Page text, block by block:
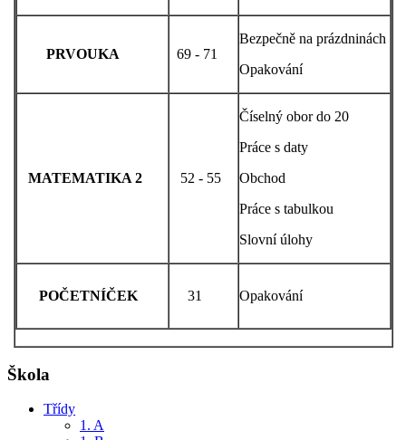
PRVOUKA 69 - 71
Bezpečně na prázdninách
Opakování
MATEMATIKA 2 52 - 55
Číselný obor do 20
Práce s daty
Obchod
Práce s tabulkou
Slovní úlohy
POČETNÍČEK 31 Opakování
Škola
Třídy
1. A